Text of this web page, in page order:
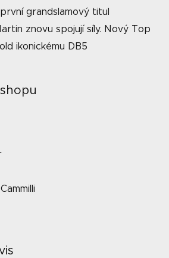
grandslamový titul
znovu spojují síly. Nový Top
ikonickému DB5